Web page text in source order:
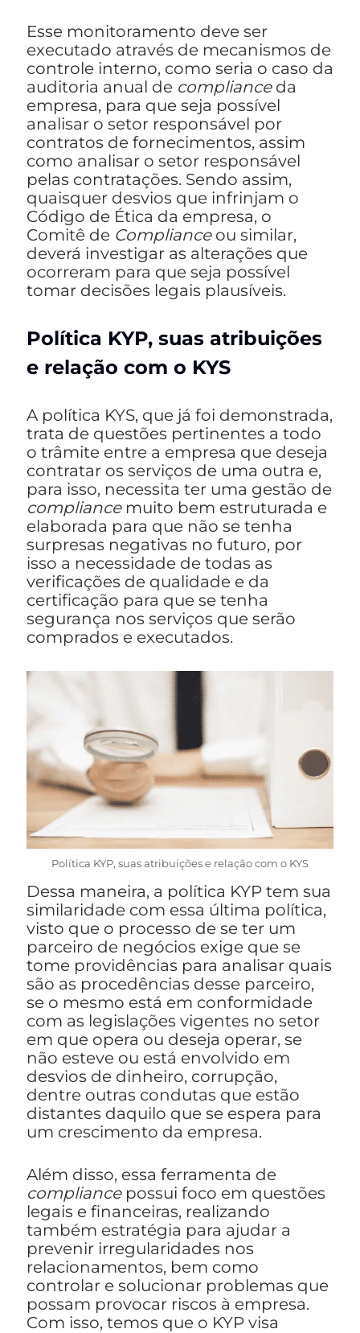
Esse monitoramento deve ser
executado através de mecanismos de
controle interno, como seria o caso da
auditoria anual de compliance da
empresa, para que seja possível
analisar o setor responsável por
contratos de fornecimentos, assim
como analisar o setor responsável
pelas contratações. Sendo assim,
quaisquer desvios que infrinjam o
Código de Ética da empresa, o
Comitê de Complianceou similar,
deverá investigar as alterações que
ocorreram para que seja possível
tomar decisões legais plausíveis.
Política KYP, suas atribuições
e relação com o KYS
A política KYS, que já foi demonstrada,
trata de questões pertinentes a todo
o trâmite entre a empresa que deseja
contratar os serviços de uma outra e,
para isso, necessita ter uma gestão de
compliance muito bem estruturada e
elaborada para que não se tenha
surpresas negativas no futuro, por
isso a necessidade de todas as
verificações de qualidade e da
certificação para que se tenha
segurança nos serviços que serão
comprados e executados.
Política KYP, suas atribuições e relação com o KYS
Dessa maneira, a política KYP tem sua
similaridade com essa última política,
visto que o processo de se ter um
parceiro de negócios exige que se
tome providências para analisar quais
são as procedências desse parceiro,
se o mesmo está em conformidade
com as legislações vigentes no setor
em que opera ou deseja operar, se
não esteve ou está envolvido em
desvios de dinheiro, corrupção,
dentre outras condutas que estão
distantes daquilo que se espera para
um crescimento da empresa.
Além disso, essa ferramenta de
compliancepossui foco em questões
legais e financeiras, realizando
também estratégia para ajudar a
prevenir irregularidades nos
relacionamentos, bem como
controlar e solucionar problemas que
possam provocar riscos à empresa.
Com isso, temos que o KYP visa